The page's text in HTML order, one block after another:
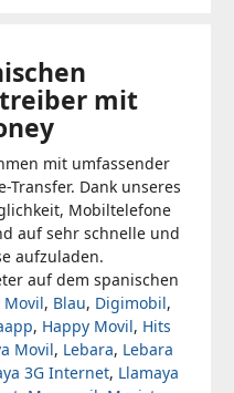
mit
mit umfassender
Dank unseres
Mobiltelefone
auf sehr schnelle und
aufzuladen.
auf dem spanischen
Movil, Blau, Digimobil,
, Happy Movil, Hits
Movil, Lebara, Lebara
3G Internet, Llamaya